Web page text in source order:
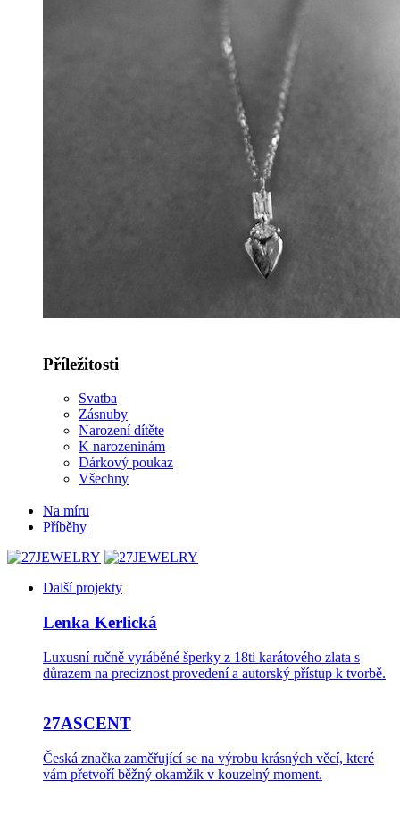
Příležitosti
Svatba
Zásnuby
Narození dítěte
K narozeninám
Dárkový poukaz
Všechny
Na míru
Příběhy
Další projekty
Lenka Kerlická
Luxusní ručně vyráběné šperky z 18ti karátového zlata s
důrazem na preciznost provedení a autorský přístup k tvorbě.
27ASCENT
Česká značka zaměřující se na výrobu krásných věcí, které
vám přetvoří běžný okamžik v kouzelný moment.